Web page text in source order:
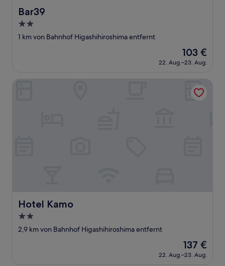
Bar39
Bar39
2.0-
Sterne-
1 km von Bahnhof Higashihiroshima entfernt
Der
Preis
beträgt
103 €
22. Aug.–23. Aug.
Hotel Kamo
Hotel Kamo
2.0-
Sterne-
2,9 km von Bahnhof Higashihiroshima entfernt
Der
Preis
beträgt
137 €
22. Aug.–23. Aug.